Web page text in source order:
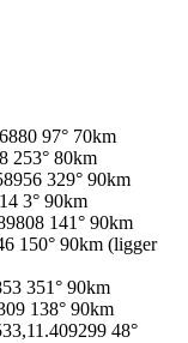
97° 70km
253° 80km
329° 90km
3° 90km
141° 90km
150° 90km (ligger
351° 90km
138° 90km
48°